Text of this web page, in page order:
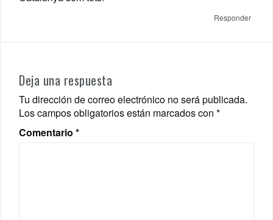
Responder
Deja una respuesta
Tu dirección de correo electrónico no será publicada.
Los campos obligatorios están marcados con *
Comentario *